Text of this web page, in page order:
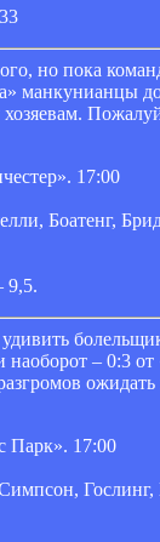
но пока
манкунианцы
17:00
Боатенг,
9,5.
наоборот – 0:3
Парк». 17:00